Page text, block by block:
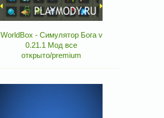
WorldBox - Симулятор Бога v
0.21.1 Мод все
открыто/premium